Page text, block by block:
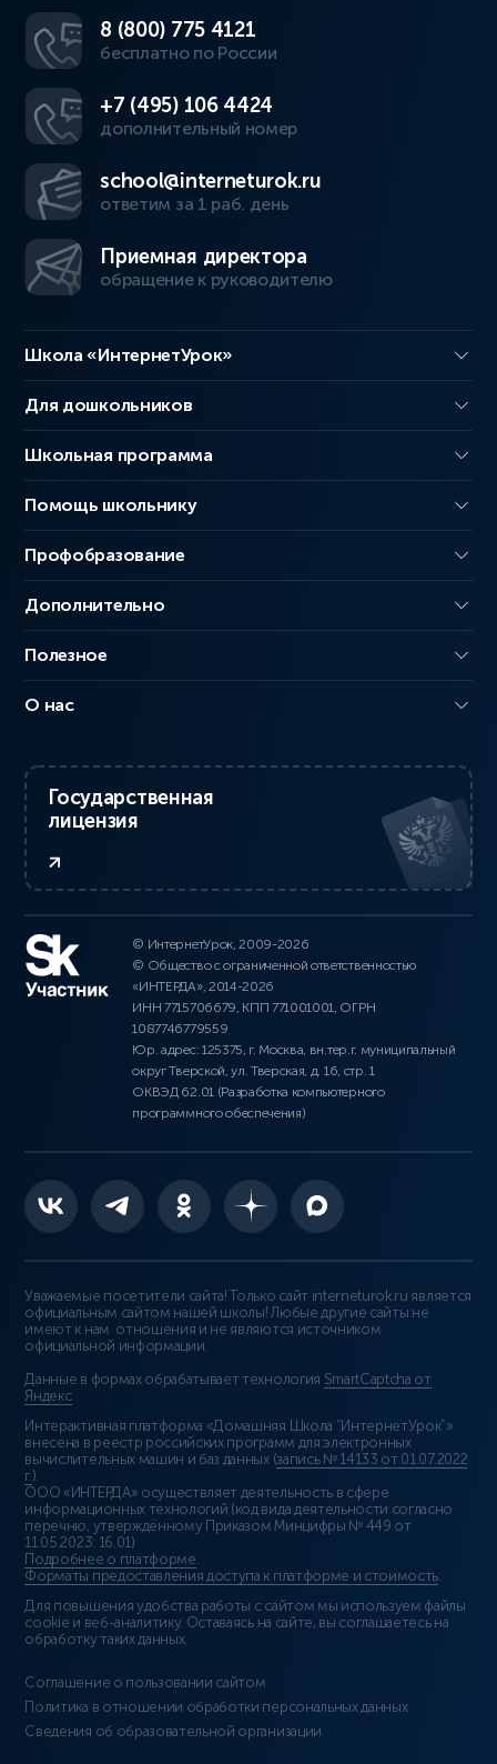
8 (800) 775 4121
бесплатно по России
+7 (495) 106 4424
дополнительный номер
school@interneturok.ru
ответим за 1 раб. день
Приемная директора
обращение к руководителю
Школа «ИнтернетУрок»
Для дошкольников
Школьная программа
Помощь школьнику
Профобразование
Дополнительно
Полезное
О нас
Государственная
лицензия
© ИнтернетУрок, 2009-2026
© Общество с ограниченной ответственностью
«ИНТЕРДА», 2014-2026
ИНН 7715706679, КПП 771001001, ОГРН
1087746779559
Юр. адрес: 125375, г. Москва, вн.тер.г. муниципальный
округ Тверской, ул. Тверская, д. 16, стр. 1
ОКВЭД 62.01 (Разработка компьютерного
программного обеспечения)
Уважаемые посетители сайта! Только сайт interneturok.ru является
официальным сайтом нашей школы! Любые другие сайты не
имеют к нам отношения и не являются источником
официальной информации.
Данные в формах обрабатывает технология SmartCaptcha от
Яндекс
Интерактивная платформа «Домашняя Школа “ИнтернетУрок”»
внесена в реестр российских программ для электронных
вычислительных машин и баз данных (запись № 14133 от 01.07.2022
г.).
ООО «ИНТЕРДА» осуществляет деятельность в сфере
информационных технологий (код вида деятельности согласно
перечню, утверждённому Приказом Минцифры № 449 от
11.05.2023: 16.01)
Подробнее о платформе.
Форматы предоставления доступа к платформе и стоимость.
Для повышения удобства работы с сайтом мы используем файлы
cookie и веб-аналитику. Оставаясь на сайте, вы соглашаетесь на
обработку таких данных.
Соглашение о пользовании сайтом
Политика в отношении обработки персональных данных
Сведения об образовательной организации